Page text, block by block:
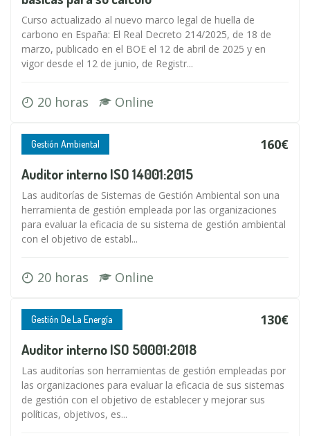
Curso actualizado al nuevo marco legal de huella de
carbono en España: El Real Decreto 214/2025, de 18 de
marzo, publicado en el BOE el 12 de abril de 2025 y en
vigor desde el 12 de junio, de Registr...
20 horas Online
Gestión Ambiental 160€
Auditor interno ISO 14001:2015
Las auditorías de Sistemas de Gestión Ambiental son una
herramienta de gestión empleada por las organizaciones
para evaluar la eficacia de su sistema de gestión ambiental
con el objetivo de establ...
20 horas Online
Gestión De La Energía 130€
Auditor interno ISO 50001:2018
Las auditorías son herramientas de gestión empleadas por
las organizaciones para evaluar la eficacia de sus sistemas
de gestión con el objetivo de establecer y mejorar sus
políticas, objetivos, es...